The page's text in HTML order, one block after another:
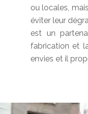
ou locales,
éviter leur
est un
fabrication et
envies et il